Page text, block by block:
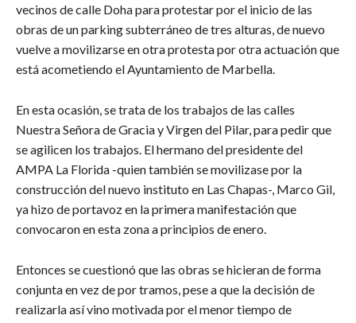
vecinos de calle Doha para protestar por el inicio de las
obras de un parking subterráneo de tres alturas, de nuevo
vuelve a movilizarse en otra protesta por otra actuación que
está acometiendo el Ayuntamiento de Marbella.
En esta ocasión, se trata de los trabajos de las calles
Nuestra Señora de Gracia y Virgen del Pilar, para pedir que
se agilicen los trabajos. El hermano del presidente del
AMPA La Florida -quien también se movilizase por la
construcción del nuevo instituto en Las Chapas-, Marco Gil,
ya hizo de portavoz en la primera manifestación que
convocaron en esta zona a principios de enero.
Entonces se cuestionó que las obras se hicieran de forma
conjunta en vez de por tramos, pese a que la decisión de
realizarla así vino motivada por el menor tiempo de